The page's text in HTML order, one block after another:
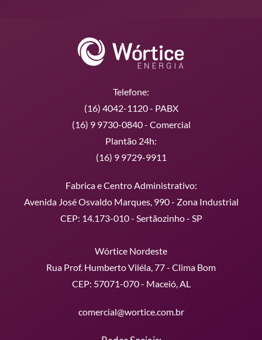
Telefone:
(16) 4042-1120 - PABX
(16) 9 9730-0840 - Comercial
Plantão 24h:
(16) 9 9729-9911
Fabrica e Centro Administrativo:
Avenida José Osvaldo Marques, 990 - Zona Industrial
CEP: 14.173-010 - Sertãozinho - SP
Wórtice Nordeste
Rua Prof. Humberto Viléla, 77 - Clima Bom
CEP: 57071-070 - Maceió, AL
comercial@wortice.com.br